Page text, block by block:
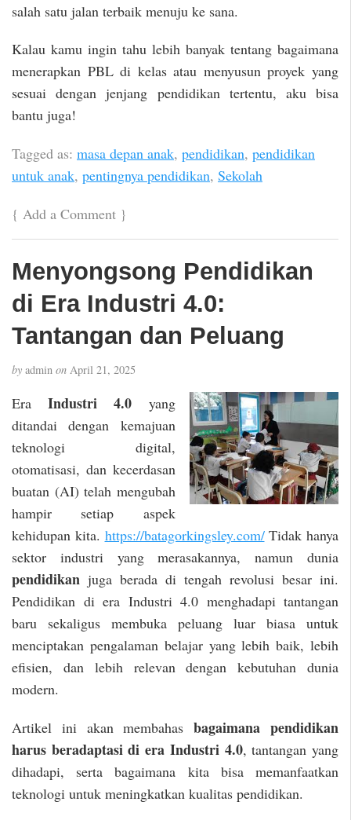
salah satu jalan terbaik menuju ke sana.
Kalau kamu ingin tahu lebih banyak tentang bagaimana
menerapkan PBL di kelas atau menyusun proyek yang
sesuai dengan jenjang pendidikan tertentu, aku bisa
bantu juga!
Tagged as: masa depan anak, pendidikan, pendidikan
untuk anak, pentingnya pendidikan, Sekolah
{ Add a Comment }
Menyongsong Pendidikan
di Era Industri 4.0:
Tantangan dan Peluang
by admin on April 21, 2025
EraIndustri 4.0 yang
ditandai dengan kemajuan
teknologi digital,
otomatisasi, dan kecerdasan
buatan (AI) telah mengubah
hampir setiap aspek
kehidupan kita. https://batagorkingsley.com/Tidak hanya
sektor industri yang merasakannya, namun dunia
pendidikan juga berada di tengah revolusi besar ini.
Pendidikan di era Industri 4.0 menghadapi tantangan
baru sekaligus membuka peluang luar biasa untuk
menciptakan pengalaman belajar yang lebih baik, lebih
efisien, dan lebih relevan dengan kebutuhan dunia
modern.
Artikel ini akan membahasbagaimana pendidikan
harus beradaptasi di era Industri 4.0, tantangan yang
dihadapi, serta bagaimana kita bisa memanfaatkan
teknologi untuk meningkatkan kualitas pendidikan.